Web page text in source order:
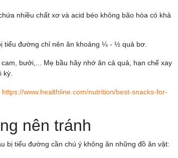
nhiều chất xơ và acid béo không bão hòa có khả
tiểu đường chỉ nên ăn khoảng ¼ - ½ quả bơ.
bưởi,... Mẹ bầu hãy nhớ ăn cả quả, hạn chế xay
kỳ.
https://www.healthline.com/nutrition/best-snacks-for-
nên tránh
bị tiểu đường cần chú ý không ăn những đồ ăn vặt: